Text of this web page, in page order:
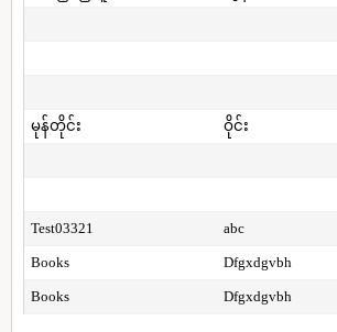
မုန်တိုင်း ဝိုင်း
Test03321 abc
Books Dfgxdgvbh
Books Dfgxdgvbh